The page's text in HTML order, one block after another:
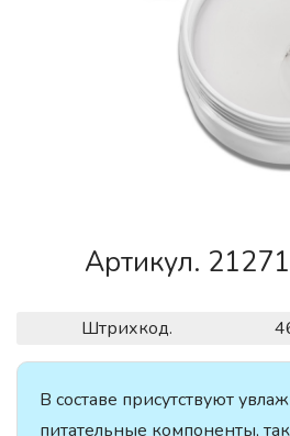
Артикул.
Штрихкод.
В составе присутствуют
питательные компоненты,